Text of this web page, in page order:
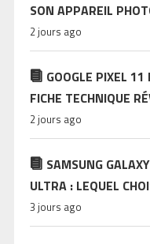
SON APPAREIL
2 jours ago
GOOGLE PIXEL
FICHE TECHNIQUE
2 jours ago
SAMSUNG
ULTRA : LEQUEL
3 jours ago